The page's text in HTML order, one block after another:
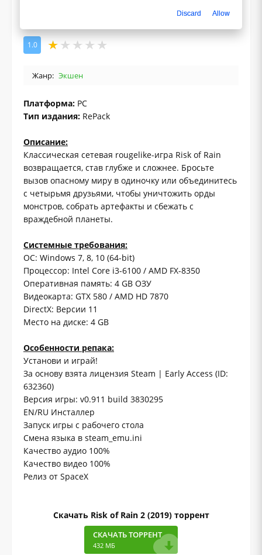
1.0
Жанр: Экшен
Платформа: PC
Тип издания: RePack
Описание:
Классическая сетевая rougelike-игра Risk of Rain
возвращается, став глубже и сложнее. Бросьте
вызов опасному миру в одиночку или объединитесь
с четырьмя друзьями, чтобы уничтожить орды
монстров, собрать артефакты и сбежать с
враждебной планеты.
Системные требования:
ОС: Windows 7, 8, 10 (64-bit)
Процессор: Intel Core i3-6100 / AMD FX-8350
Оперативная память: 4 GB ОЗУ
Видеокарта: GTX 580 / AMD HD 7870
DirectX: Версии 11
Место на диске: 4 GB
Особенности репака:
Установи и играй!
За основу взята лицензия Steam | Early Access (ID:
632360)
Версия игры: v0.911 build 3830295
EN/RU Инсталлер
Запуск игры с рабочего стола
Смена языка в steam_emu.ini
Качество аудио 100%
Качество видео 100%
Релиз от SpaceX
Скачать Risk of Rain 2 (2019) торрент
СКАЧАТЬ ТОРРЕНТ
432 МБ
Discard Allow